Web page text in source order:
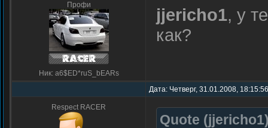
Профи
Ник: a6$ED*ruS_bEARs
jjericho1, у
как?
Дата: Четверг, 31.01.2008,
Respect RACER
Quote (jjericho1